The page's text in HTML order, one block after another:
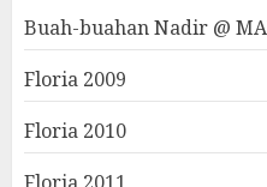
Buah-buahan Nadir @
Floria 2009
Floria 2010